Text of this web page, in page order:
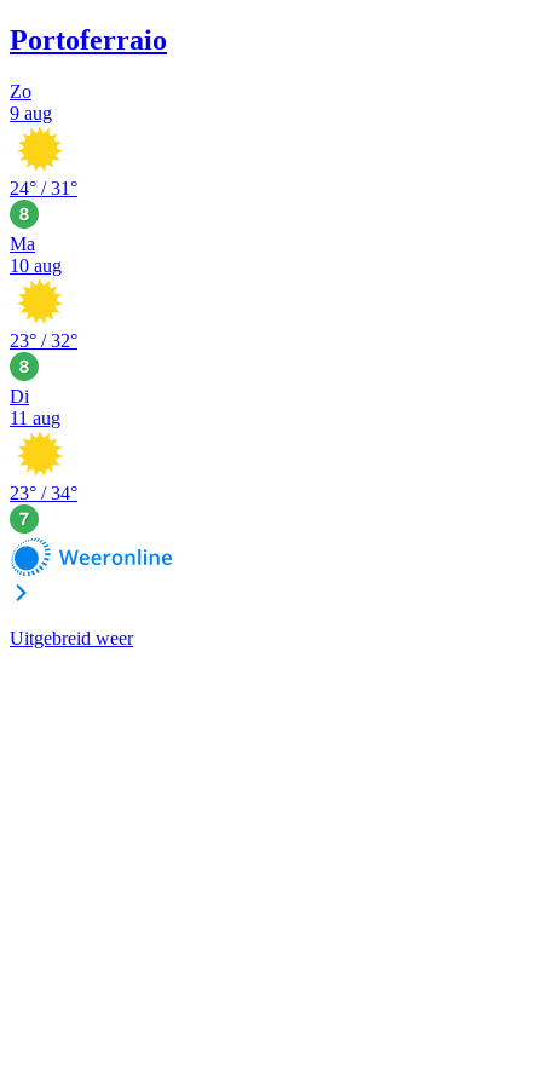
Portoferraio
Zo
9 aug
24° /31°
Ma
10 aug
23° /32°
Di
11 aug
23° /34°
Uitgebreid weer